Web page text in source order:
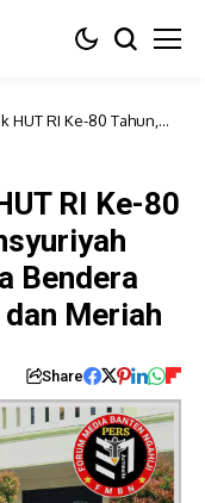
HUT RI Ke-80 Tahun,
berjalan Lancar dan
RI Ke-80
Bendera
Meriah
Share